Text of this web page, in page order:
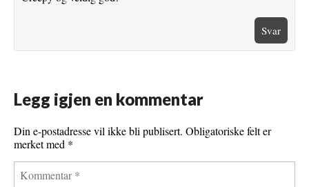
Svar
Legg igjen en kommentar
Din e-postadresse vil ikke bli publisert. Obligatoriske felt er
merket med *